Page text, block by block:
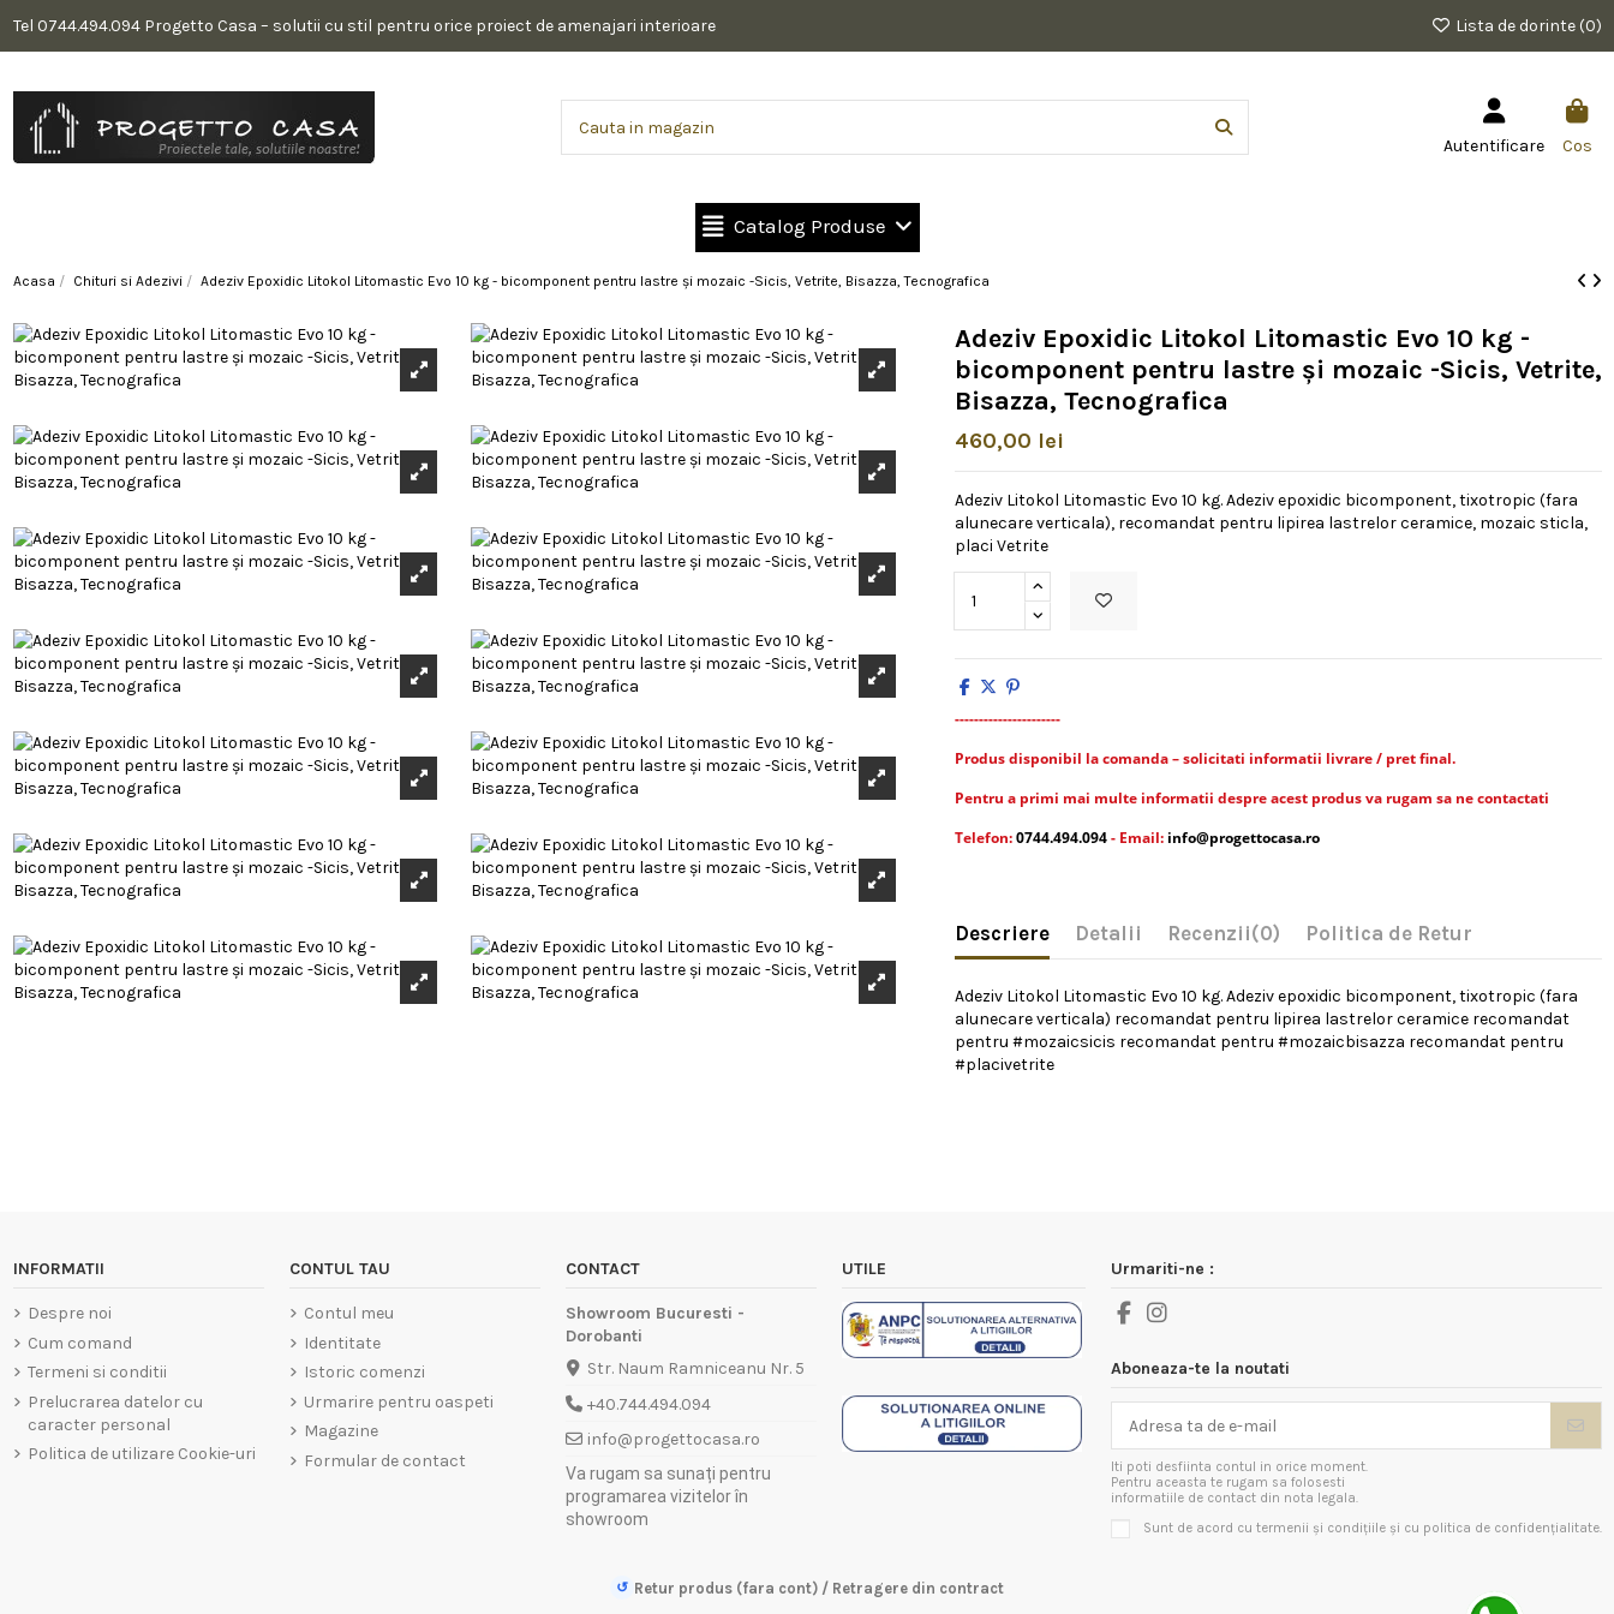
Tel 0744.494.094 Progetto Casa – solutii cu stil pentru orice proiect de amenajari interioare Lista de dorinte (0)
Autentificare Cos
Catalog Produse
Acasa Chituri si Adezivi Adeziv Epoxidic Litokol Litomastic Evo 10 kg - bicomponent pentru lastre și mozaic -Sicis, Vetrite, Bisazza, Tecnografica
Adeziv Epoxidic Litokol Litomastic Evo 10 kg -
bicomponent pentru lastre și mozaic -Sicis, Vetrite,
Bisazza, Tecnografica
460,00 lei
Adeziv Litokol Litomastic Evo 10 kg. Adeziv epoxidic bicomponent, tixotropic (fara
alunecare verticala), recomandat pentru lipirea lastrelor ceramice, mozaic sticla,
placi Vetrite
----------------------
Produs disponibil la comanda – solicitati informatii livrare / pret final.
Pentru a primi mai multe informatii despre acest produs va rugam sa ne contactati
Telefon:0744.494.094- Email: info@progettocasa.ro
Descriere Detalii Recenzii(0) Politica de Retur
Adeziv Litokol Litomastic Evo 10 kg. Adeziv epoxidic bicomponent, tixotropic (fara
alunecare verticala) recomandat pentru lipirea lastrelor ceramice recomandat
pentru #mozaicsicis recomandat pentru #mozaicbisazza recomandat pentru
#placivetrite
INFORMATII
Despre noi
Cum comand
Termeni si conditii
Prelucrarea datelor cu
caracter personal
Politica de utilizare Cookie-uri
CONTUL TAU
Contul meu
Identitate
Istoric comenzi
Urmarire pentru oaspeti
Magazine
Formular de contact
CONTACT
Showroom Bucuresti -
Dorobanti
Str. Naum Ramniceanu Nr. 5
+40.744.494.094
info@progettocasa.ro
Va rugam sa sunați pentru
programarea vizitelor în
showroom
UTILE
↺ Retur produs (fara cont) / Retragere din contract
Urmariti-ne :
Aboneaza-te la noutati
Iti poti desfiinta contul in orice moment.
Pentru aceasta te rugam sa folosesti
informatiile de contact din nota legala.
Sunt de acord cu termenii și condițiile și cu politica de confidențialitate.